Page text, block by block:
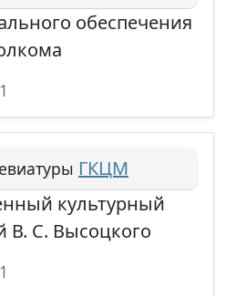
обеспечения
ГКЦМ
культурный
В. С. Высоцкого